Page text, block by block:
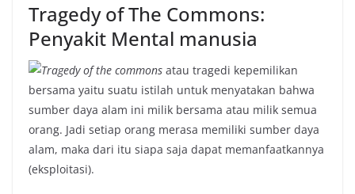
Tragedy of The Commons:
Penyakit Mental manusia
Tragedy of the commons atau tragedi kepemilikan
bersama yaitu suatu istilah untuk menyatakan bahwa
sumber daya alam ini milik bersama atau milik semua
orang. Jadi setiap orang merasa memiliki sumber daya
alam, maka dari itu siapa saja dapat memanfaatkannya
(eksploitasi).